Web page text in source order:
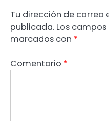
Tu dirección de correo
publicada. Los
marcados con *
Comentario *